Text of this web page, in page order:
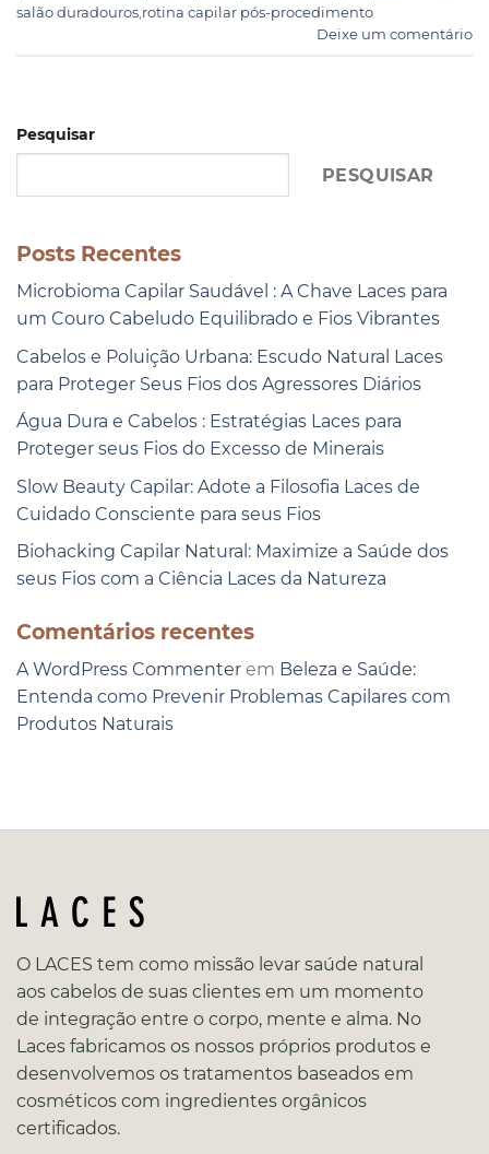
Pesquisar
PESQUISAR
Posts Recentes
Microbioma Capilar Saudável : A Chave Laces para
um Couro Cabeludo Equilibrado e Fios Vibrantes
Cabelos e Poluição Urbana: Escudo Natural Laces
para Proteger Seus Fios dos Agressores Diários
Água Dura e Cabelos : Estratégias Laces para
Proteger seus Fios do Excesso de Minerais
Slow Beauty Capilar: Adote a Filosofia Laces de
Cuidado Consciente para seus Fios
Biohacking Capilar Natural: Maximize a Saúde dos
seus Fios com a Ciência Laces da Natureza
Comentários recentes
A WordPress Commenter em Beleza e Saúde:
Entenda como Prevenir Problemas Capilares com
Produtos Naturais
salão duradouros rotina capilar pós-procedimento
Deixe um comentário
O LACES tem como missão levar saúde natural
aos cabelos de suas clientes em um momento
de integração entre o corpo, mente e alma. No
Laces fabricamos os nossos próprios produtos e
desenvolvemos os tratamentos baseados em
cosméticos com ingredientes orgânicos
certificados.